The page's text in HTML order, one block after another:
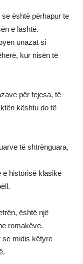
është përhapur te
e lashtë.
unazat si
kur nisën të
për fejesa, të
kështu do të
të shtrënguara,
e historisë klasike
është një
romakëve.
se midis këtyre